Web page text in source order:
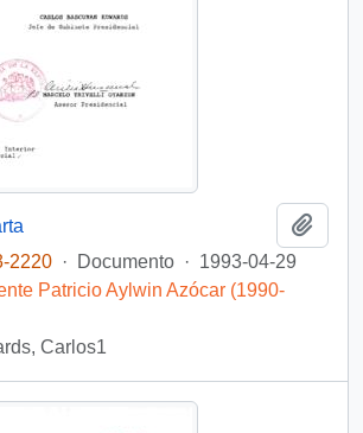
2220 · Documento · 1993-04-29
Patricio Aylwin Azócar (1990-
Carlos1